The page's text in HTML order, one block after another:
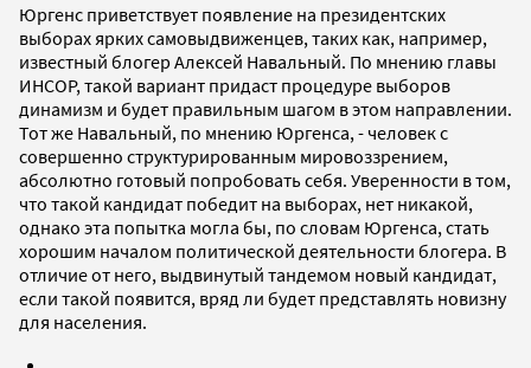
Юргенс приветствует появление на президентских
выборах ярких самовыдвиженцев, таких как, например,
известный блогер Алексей Навальный. По мнению главы
ИНСОР, такой вариант придаст процедуре выборов
динамизм и будет правильным шагом в этом направлении.
Тот же Навальный, по мнению Юргенса, - человек с
совершенно структурированным мировоззрением,
абсолютно готовый попробовать себя. Уверенности в том,
что такой кандидат победит на выборах, нет никакой,
однако эта попытка могла бы, по словам Юргенса, стать
хорошим началом политической деятельности блогера. В
отличие от него, выдвинутый тандемом новый кандидат,
если такой появится, вряд ли будет представлять новизну
для населения.